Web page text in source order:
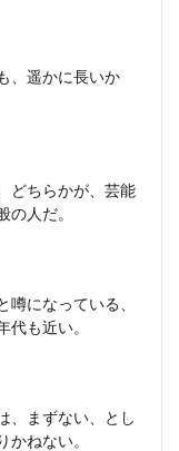
、遥かに長いか
どちらかが、芸能
人だ。
になっている、
も近い。
、まずない、とし
ねない。